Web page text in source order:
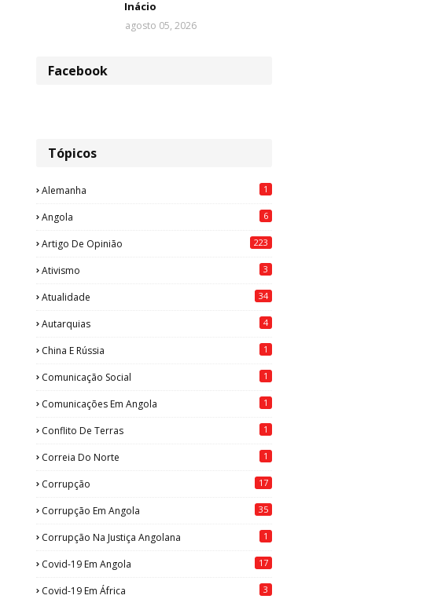
Inácio
agosto 05, 2026
Facebook
Tópicos
Alemanha 1
Angola 6
Artigo De Opinião 223
Ativismo 3
Atualidade 34
Autarquias 4
China E Rússia 1
Comunicação Social 1
Comunicações Em Angola 1
Conflito De Terras 1
Correia Do Norte 1
Corrupção 17
Corrupção Em Angola 35
Corrupção Na Justiça Angolana 1
Covid-19 Em Angola 17
Covid-19 Em África 3